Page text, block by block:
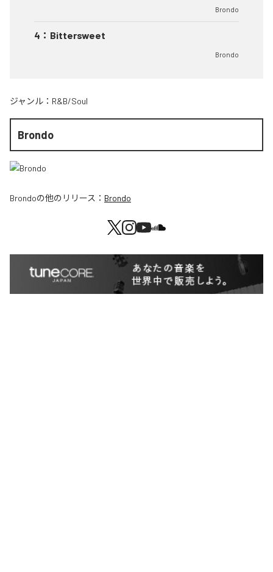
Brondo
4 ： Bittersweet
Brondo
ジャンル： R&B/Soul
Brondo
Brondoの他のリリース： Brondo